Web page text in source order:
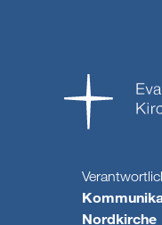
Nordkirche